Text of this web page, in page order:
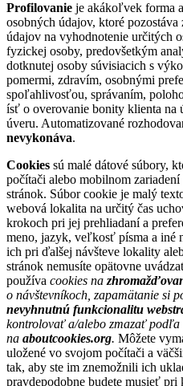
Profilovanie je akákoľvek forma
osobných údajov, ktoré
údajov na vyhodnotenie určitých
fyzickej osoby, predovšetkým
dotknutej osoby súvisiacich s
pomermi, zdravím, osobnými
spoľahlivosťou, správaním,
ísť o overovanie bonity klienta na
úveru. Automatizované
nevykonáva.
Cookies sú malé dátové súbory,
počítači alebo mobilnom
stránok. Súbor cookie je malý
webová lokalita na určitý čas
krokoch pri jej prehliadaní a
meno, jazyk, veľkosť písma a iné
ich pri ďalšej návšteve lokality
stránok nemusíte opätovne
používa cookies na
o návštevníkoch, zapamätanie si
nevyhnutnú funkcionalitu
kontrolovať a/alebo zmazať podľa
na aboutcookies.org. Môžete
uložené vo svojom počítači a
tak, aby ste im znemožnili ich
pravdepodobne budete musieť